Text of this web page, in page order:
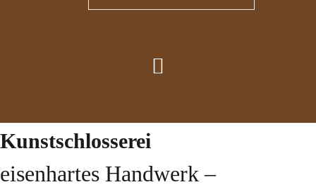
Kunstschlosserei
eisenhartes Handwerk –